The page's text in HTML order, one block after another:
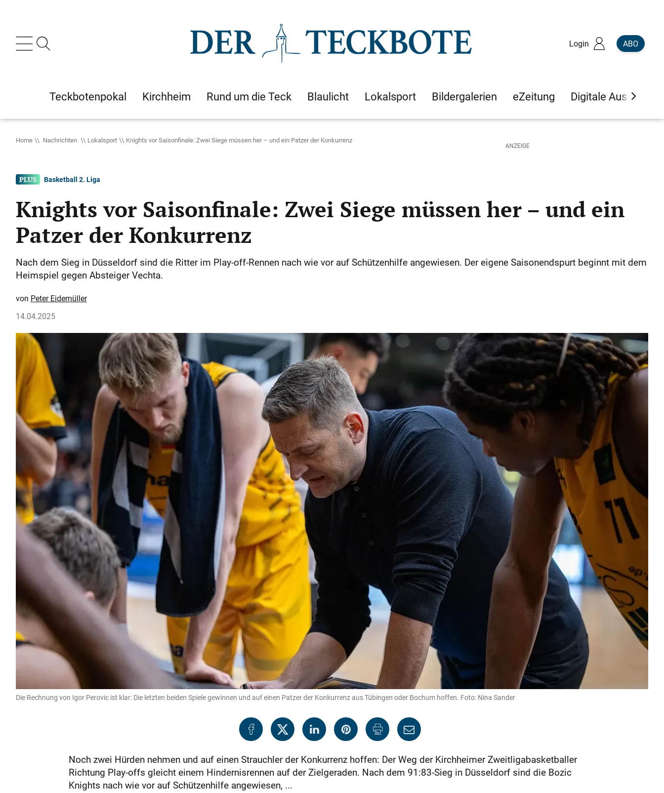
Login ABO
Teckbotenpokal Kirchheim Rund um die Teck Blaulicht Lokalsport Bildergalerien eZeitung Digitale Ausgaben
Home Nachrichten Lokalsport Knights vor Saisonfinale: Zwei Siege müssen her – und ein Patzer der Konkurrenz
Basketball 2. Liga
Knights vor Saisonfinale: Zwei Siege müssen her – und ein
Patzer der Konkurrenz
Nach dem Sieg in Düsseldorf sind die Ritter im Play-off-Rennen nach wie vor auf Schützenhilfe angewiesen. Der eigene Saisonendspurt beginnt mit dem
Heimspiel gegen Absteiger Vechta.
Peter Eidemüller
14.04.2025
Die Rechnung von Igor Perovic ist klar: Die letzten beiden Spiele gewinnen und auf einen Patzer der Konkurrenz aus Tübingen oder Bochum hoffen. Foto: Nina Sander
Noch zwei Hürden nehmen und auf einen Strauchler der Konkurrenz hoffen: Der Weg der Kirchheimer Zweitligabasketballer
Richtung Play-offs gleicht einem Hindernisrennen auf der Zielgeraden. Nach dem 91:83-Sieg in Düsseldorf sind die Bozic
Knights nach wie vor auf Schützenhilfe angewiesen, ...